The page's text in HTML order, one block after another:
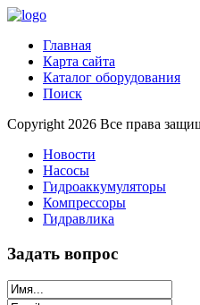
Главная
Карта сайта
Каталог оборудования
Поиск
Copyright 2026 Все права
Новости
Насосы
Гидроаккумуляторы
Компрессоры
Гидравлика
Задать вопрос